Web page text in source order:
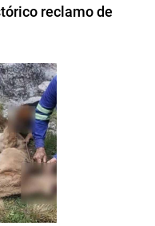
reclamo de